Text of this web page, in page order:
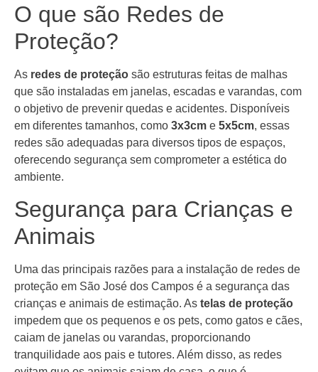
O que são Redes de
Proteção?
As redes de proteção são estruturas feitas de malhas
que são instaladas em janelas, escadas e varandas, com
o objetivo de prevenir quedas e acidentes. Disponíveis
em diferentes tamanhos, como 3x3cm e 5x5cm, essas
redes são adequadas para diversos tipos de espaços,
oferecendo segurança sem comprometer a estética do
ambiente.
Segurança para Crianças e
Animais
Uma das principais razões para a instalação de redes de
proteção em São José dos Campos é a segurança das
crianças e animais de estimação. As telas de proteção
impedem que os pequenos e os pets, como gatos e cães,
caiam de janelas ou varandas, proporcionando
tranquilidade aos pais e tutores. Além disso, as redes